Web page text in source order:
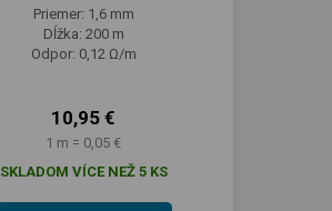
Priemer: 1,6 mm
Dĺžka: 200 m
Odpor: 0,12 Ω/m
10,95 €
1 m = 0,05 €
SKLADOM VÍCE NEŽ 5 KS